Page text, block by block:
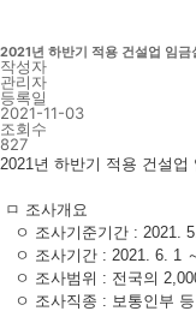
2021년 하반기 적용 건설업 임
작성자
관리자
등록일
2021-11-03
조회수
827
2021년 하반기 적용 건설
ㅁ 조사개요
ㅇ 조사기준기간 : 2021.
ㅇ 조사기간 : 2021. 6. 1
ㅇ 조사범위 : 전국의
ㅇ 조사직종 : 보통인부